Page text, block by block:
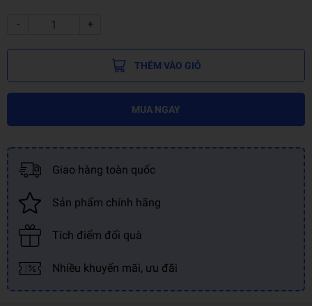
- +
THÊM VÀO GIỎ
MUA NGAY
Giao hàng toàn quốc
Sản phẩm chính hãng
Tích điểm đổi quà
Nhiều khuyến mãi, ưu đãi